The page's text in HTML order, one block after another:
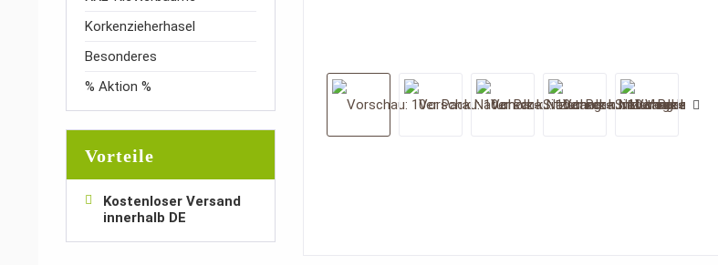
Korkenzieherhasel
Besonderes
% Aktion %
Vorteile
Kostenloser Versand
innerhalb DE